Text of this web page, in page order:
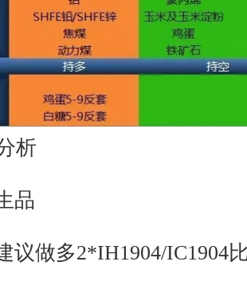
品
做多2*IH1904/IC1904